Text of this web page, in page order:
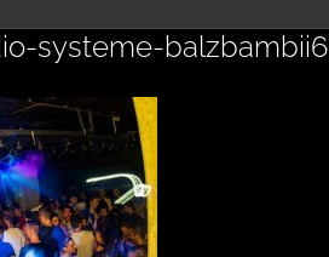
systeme-balzbambii6